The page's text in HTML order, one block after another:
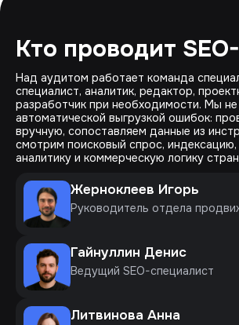
Кто проводит
Над аудитом работает команда
специалист, аналитик, редактор,
разработчик при необходимости. Мы не
автоматической выгрузкой ошибок:
вручную, сопоставляем данные из
смотрим поисковый спрос, индексацию,
аналитику и коммерческую логику
Жерноклеев Игорь
Руководитель отдела
Гайнуллин Денис
Ведущий SEO-специалист
Литвинова Анна